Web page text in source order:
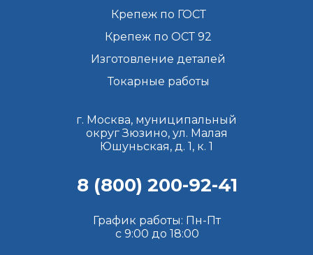
График работы: Пн-Пт
с 9:00 до 18:00
г. Москва, муниципальный
округ Зюзино, ул. Малая
Юшуньская, д. 1, к. 1
Крепеж по ГОСТ
Крепеж по ОСТ 92
Изготовление деталей
Токарные работы
8 (800) 200-92-41